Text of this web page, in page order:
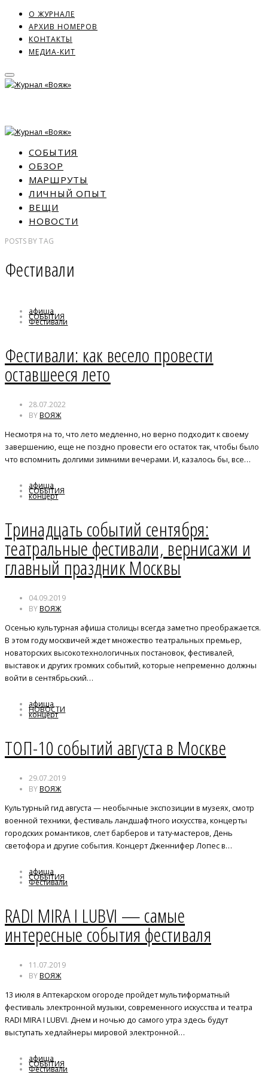
О ЖУРНАЛЕ
АРХИВ НОМЕРОВ
КОНТАКТЫ
МЕДИА-КИТ
СОБЫТИЯ
ОБЗОР
МАРШРУТЫ
ЛИЧНЫЙ ОПЫТ
ВЕЩИ
НОВОСТИ
POSTS BYTAG
Фестивали
СОБЫТИЯ
афиша
Фестивали
Фестивали: как весело провести
оставшееся лето
28.07.2022
BYВОЯЖ
Несмотря на то, что лето медленно, но верно подходит к своему
завершению, еще не поздно провести его остаток так, чтобы было
что вспомнить долгими зимними вечерами. И, казалось бы, все…
СОБЫТИЯ
афиша
концерт
Тринадцать событий сентября:
театральные фестивали, вернисажи и
главный праздник Москвы
04.09.2019
BYВОЯЖ
Осенью культурная афиша столицы всегда заметно преображается.
В этом году москвичей ждет множество театральных премьер,
новаторских высокотехнологичных постановок, фестивалей,
выставок и других громких событий, которые непременно должны
войти в сентябрьский…
НОВОСТИ
афиша
концерт
ТОП-10 событий августа в Москве
29.07.2019
BYВОЯЖ
Культурный гид августа — необычные экспозиции в музеях, смотр
военной техники, фестиваль ландшафтного искусства, концерты
городских романтиков, слет барберов и тату-мастеров, День
светофора и другие события. Концерт Дженнифер Лопес в…
СОБЫТИЯ
афиша
Фестивали
RADI MIRA I LUBVI — самые
интересные события фестиваля
11.07.2019
BYВОЯЖ
13 июля в Аптекарском огороде пройдет мультиформатный
фестиваль электронной музыки, современного искусства и театра
RADI MIRA I LUBVI. Днем и ночью до самого утра здесь будут
выступать хедлайнеры мировой электронной…
СОБЫТИЯ
афиша
Фестивали